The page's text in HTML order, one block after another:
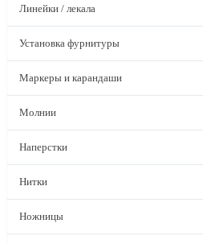
Линейки / лекала
Установка фурнитуры
Маркеры и карандаши
Молнии
Наперстки
Нитки
Ножницы